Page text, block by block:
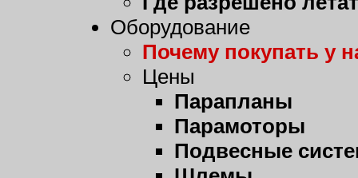
Оборудование
Почему покупать у
Цены
Парапланы
Парамоторы
Подвесные